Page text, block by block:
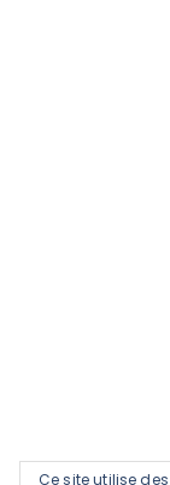
Ce site utilise